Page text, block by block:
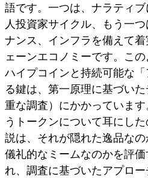
語です。一つは、ナラティ
人投資家サイクル、もう一
ナンス、インフラを備えて
ェーンエコノミーです。こ
ハイプコインと持続可能な
る鍵は、第一原理に基づい
重な調査）にかかっています
うトークンについて耳にし
説は、それが隠れた逸品な
儀礼的なミームなのかを評
れ、調査に基づいたアプロー